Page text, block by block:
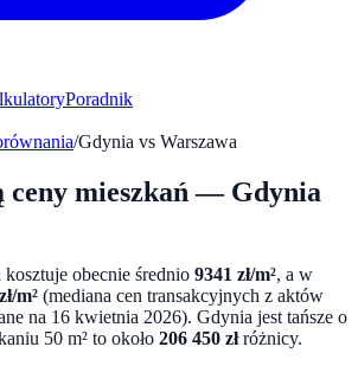
Poradnik
/Gdynia vs Warszawa
ceny mieszkań — Gdynia
kosztuje obecnie średnio 9341 zł/m², a w
zł/m² (mediana cen transakcyjnych z aktów
na 16 kwietnia 2026). Gdynia jest tańsze o
50 m² to około 206 450 złróżnicy.